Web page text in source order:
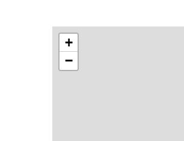
+
−